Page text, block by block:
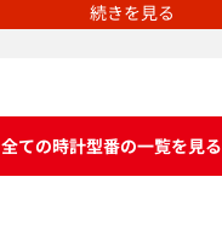
続きを見る
全ての時計型番の一覧を見る